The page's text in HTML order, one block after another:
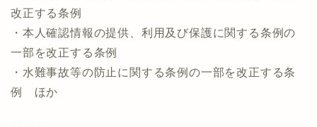
改正する条例
・本人確認情報の提供、利用及び保護に関する条例の
一部を改正する条例
・水難事故等の防止に関する条例の一部を改正する条
例 ほか